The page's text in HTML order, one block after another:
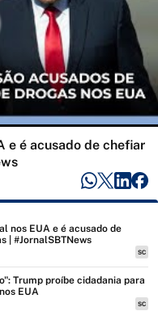
e é acusado de chefiar
nos EUA e é acusado de
| #JornalSBTNews
SC
Trump proíbe cidadania para
EUA
SC